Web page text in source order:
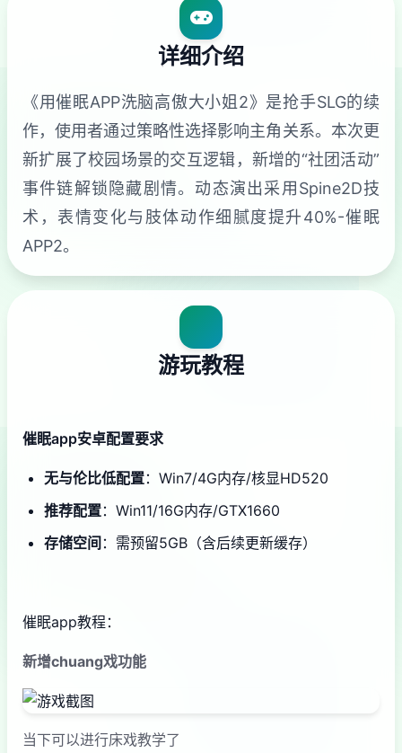
详细介绍
《用催眠APP洗脑高傲大小姐2》是抢手SLG的续
作，使用者通过策略性选择影响主角关系。本次更
新扩展了校园场景的交互逻辑，新增的“社团活动”
事件链解锁隐藏剧情。动态演出采用Spine2D技
术，表情变化与肢体动作细腻度提升40%-催眠
APP2。
游玩教程
催眠app安卓配置要求
​无与伦比低配置​​：Win7/4G内存/核显HD520
​推荐配置​​：Win11/16G内存/GTX1660
​存储空间​ ​：需预留5GB（含后续更新缓存）
催眠app教程：
新增chuang戏功能
当下可以进行床戏教学了